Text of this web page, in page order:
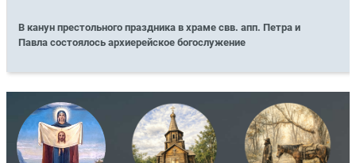
В канун престольного праздника в храме свв. апп. Петра и
Павла состоялось архиерейское богослужение